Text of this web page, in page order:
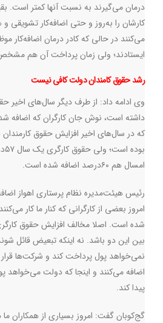
درمان می‌گیرند به نسبت آنها کمتر است.
کارشان را به‌روز و حتی اضافه‌کار تشویقی
می‌کنند در حالی که کادر درمان اضافه‌کار
ایستادند؛ ولی زمان پرداخت آن هم
رشد حقوق کامندان دولت کافی نیست
وی ادامه داد: از طرف دیگر سال‌های اخیر
داشته است، نوش جان کارگران که اضافه
امسال هم ۶۰درصد اضافه شده است.
رئیس هیئت‌مدیره نظام پرستاری اهواز
امروز بعضی از کارگرانی که کنار ما کار
شده است. اصلا مخالف افزایش حقوق
بین این دو باشد. نه اینکه تبعیض قائل
پیدا کند.
گج‌کوبان گفت: امروز بسیاری از همکاران